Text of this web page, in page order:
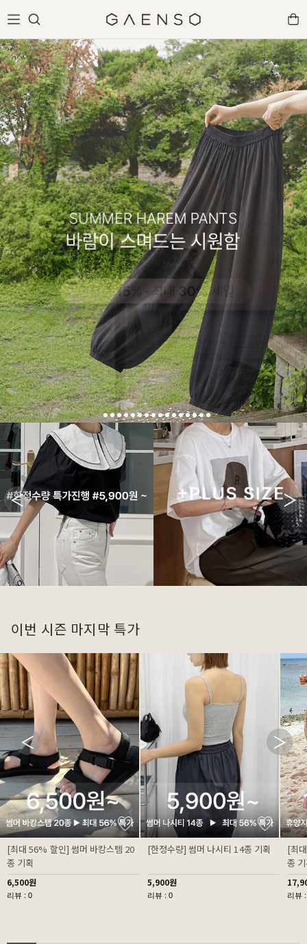
이번 시즌 마지막 특가
[최대 56% 할인] 썸머 바캉스템 20
종 기획
6,500원
리뷰 : 0
[한정수량] 썸머 나시티 14종 기획
5,900원
리뷰 : 0
[최
종
리뷰